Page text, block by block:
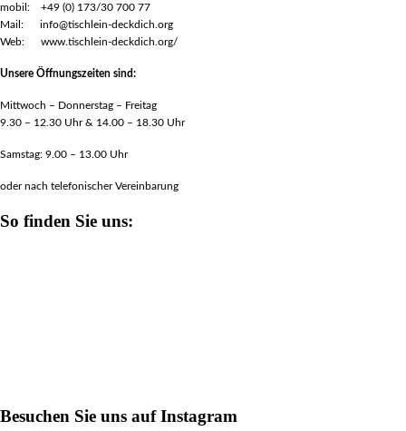
mobil: +49 (0) 173/30 700 77
Mail: info@tischlein-deckdich.org
Web: www.tischlein-deckdich.org/
Unsere Öffnungszeiten sind:
Mittwoch – Donnerstag – Freitag
9.30 – 12.30 Uhr & 14.00 – 18.30 Uhr
Samstag: 9.00 – 13.00 Uhr
oder nach telefonischer Vereinbarung
So finden Sie uns:
Besuchen Sie uns auf Instagram